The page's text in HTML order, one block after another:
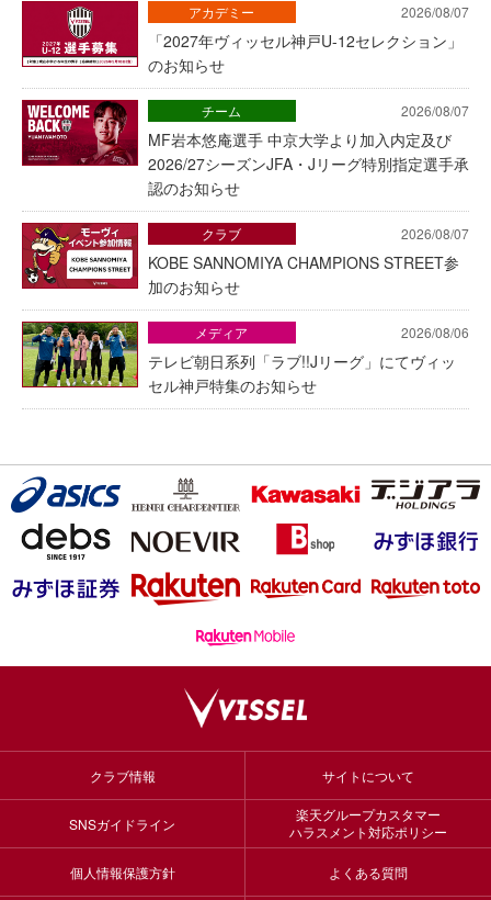
2026/08/07
「2027年ヴィッセル神戸U-12セレクション」
のお知らせ
アカデミー
2026/08/07
MF岩本悠庵選手 中京大学より加入内定及び
2026/27シーズンJFA・Jリーグ特別指定選手承
認のお知らせ
チーム
2026/08/07
KOBE SANNOMIYA CHAMPIONS STREET参
加のお知らせ
クラブ
2026/08/06
テレビ朝日系列「ラブ!!Jリーグ」にてヴィッ
セル神戸特集のお知らせ
メディア
クラブ情報 サイトについて
SNSガイドライン
楽天グループカスタマー
ハラスメント対応ポリシー
個人情報保護方針 よくある質問